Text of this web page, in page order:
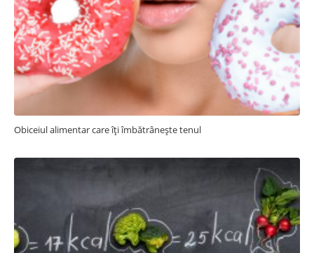
Obiceiul alimentar care îți îmbătrânește tenul